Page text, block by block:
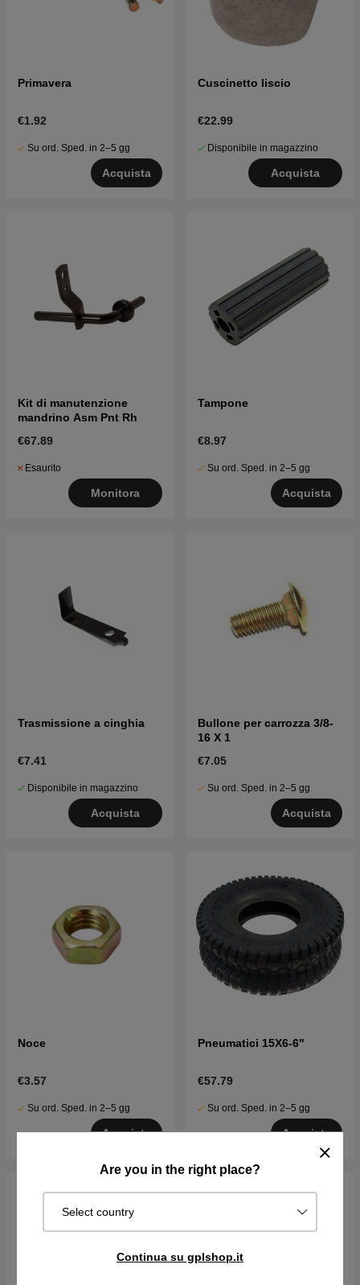
Are you in the right place?
Select country
Continua su gplshop.it
Primavera
€1.92
Su ord. Sped. in 2–5 gg
Acquista
Cuscinetto liscio
€22.99
Disponibile in magazzino
Acquista
Kit di manutenzione
mandrino Asm Pnt Rh
€67.89
Esaurito
Monitora
Tampone
€8.97
Su ord. Sped. in 2–5 gg
Acquista
Trasmissione a cinghia
€7.41
Disponibile in magazzino
Acquista
Bullone per carrozza 3/8-
16 X 1
€7.05
Su ord. Sped. in 2–5 gg
Acquista
Noce
€3.57
Su ord. Sped. in 2–5 gg
Acquista
Pneumatici 15X6-6"
€57.79
Su ord. Sped. in 2–5 gg
Acquista